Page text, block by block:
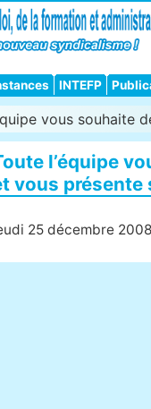
INTEFP
vous souhaite
l’équipe
vous
25 décembre